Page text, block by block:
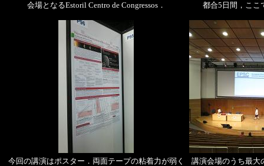
会場となるEstoril Centro de Congressos． 都合5日間，ここ
今回の講演はポスター．両面テープの粘着力が弱く
講演会場のうち最大